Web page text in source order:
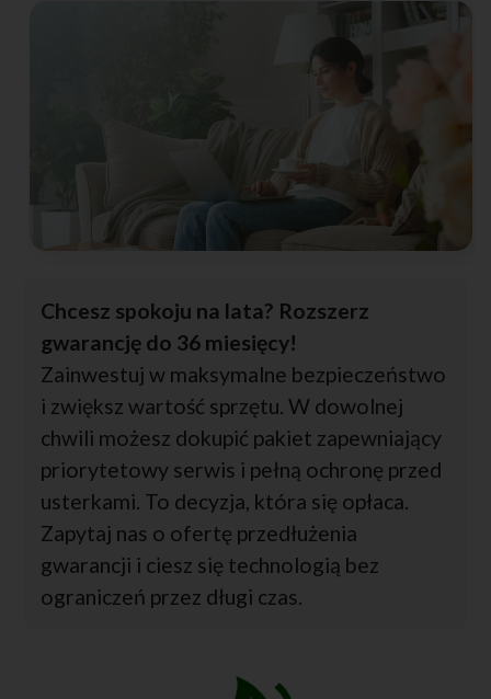
Chcesz spokoju na lata? Rozszerz
gwarancję do 36 miesięcy!
Zainwestuj w maksymalne bezpieczeństwo
i zwiększ wartość sprzętu. W dowolnej
chwili możesz dokupić pakiet zapewniający
priorytetowy serwis i pełną ochronę przed
usterkami. To decyzja, która się opłaca.
Zapytaj nas o ofertę przedłużenia
gwarancji i ciesz się technologią bez
ograniczeń przez długi czas.